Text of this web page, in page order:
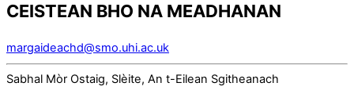
CEISTEAN BHO NA MEADHANAN
margaideachd@smo.uhi.ac.uk
Sabhal Mòr Ostaig, Slèite, An t-Eilean Sgitheanach